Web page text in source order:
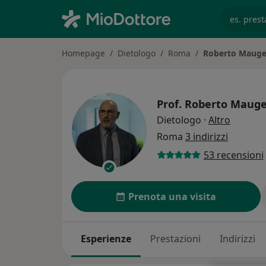
Homepage Dietologo Roma Roberto
Prof. Roberto
Dietologo · Altro
Roma 3 indirizzi
53 recensioni
Prenota una visita
Esperienze Prestazioni Indirizzi